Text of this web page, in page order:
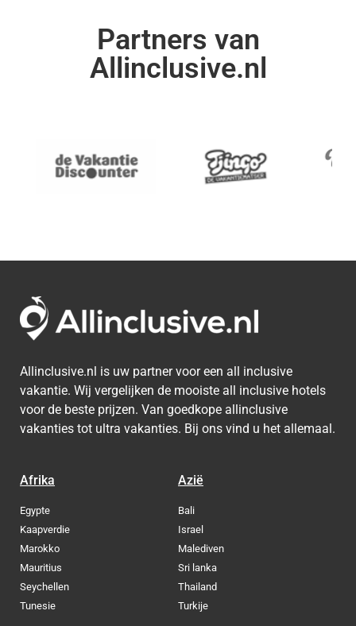
Partners van
Allinclusive.nl
Allinclusive.nl is uw partner voor een all inclusive
vakantie. Wij vergelijken de mooiste all inclusive hotels
voor de beste prijzen. Van goedkope allinclusive
vakanties tot ultra vakanties. Bij ons vind u het allemaal.
Afrika
Egypte
Kaapverdie
Marokko
Mauritius
Seychellen
Tunesie
Azië
Bali
Israel
Malediven
Sri lanka
Thailand
Turkije